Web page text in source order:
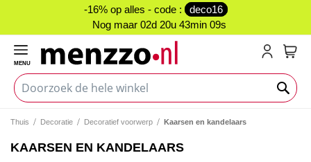
-16% op alles - code :
deco16
Nog maar 02d 20u 43min 09s
MENU
Thuis Decoratie Decoratief voorwerp Kaarsen en kandelaars
KAARSEN EN KANDELAARS